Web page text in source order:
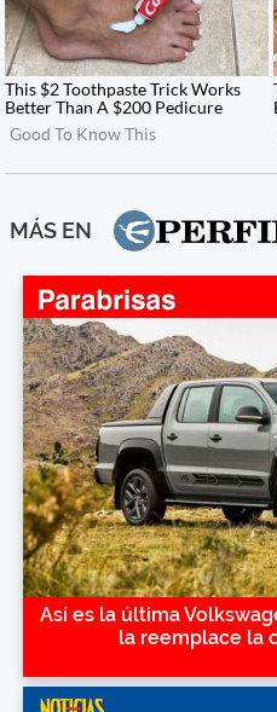
MÁS EN
Así es la última
la reemplace la